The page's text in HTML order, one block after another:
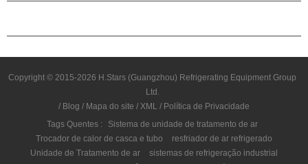
Copyright © 2015-2026 H.Stars (Guangzhou) Refrigerating Equipment Group
Ltd.
/ Blog / Mapa do site / XML / Política de Privacidade
Tags Quentes :
Sistema de unidade de tratamento de ar
Trocador de calor de casca e tubo
resfriador de ar refrigerado
Unidade de Tratamento de ar
sistemas de refrigeração industrial